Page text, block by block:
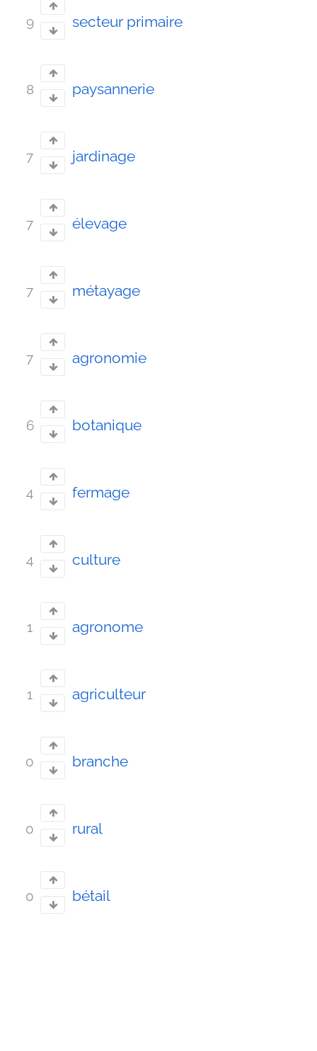
9 secteur primaire
8 paysannerie
7 jardinage
7 élevage
7 métayage
7 agronomie
6 botanique
4 fermage
4 culture
1 agronome
1 agriculteur
0 branche
0 rural
0 bétail